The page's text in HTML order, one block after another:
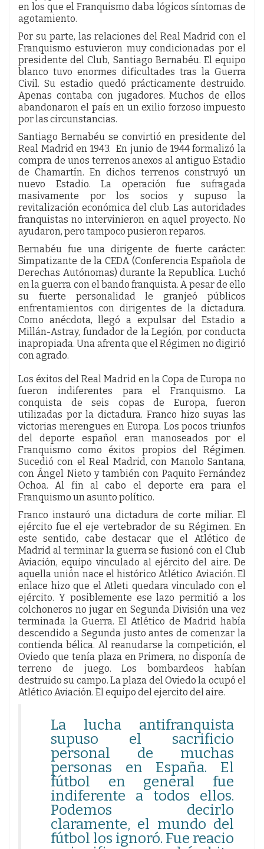
en los que el Franquismo daba lógicos síntomas de
agotamiento.
Por su parte, las relaciones del Real Madrid con el
Franquismo estuvieron muy condicionadas por el
presidente del Club, Santiago Bernabéu. El equipo
blanco tuvo enormes dificultades tras la Guerra
Civil. Su estadio quedó prácticamente destruido.
Apenas contaba con jugadores. Muchos de ellos
abandonaron el país en un exilio forzoso impuesto
por las circunstancias.
Santiago Bernabéu se convirtió en presidente del
Real Madrid en 1943. En junio de 1944 formalizó la
compra de unos terrenos anexos al antiguo Estadio
de Chamartín. En dichos terrenos construyó un
nuevo Estadio. La operación fue sufragada
masivamente por los socios y supuso la
revitalización económica del club. Las autoridades
franquistas no intervinieron en aquel proyecto. No
ayudaron, pero tampoco pusieron reparos.
Bernabéu fue una dirigente de fuerte carácter.
Simpatizante de la CEDA (Conferencia Española de
Derechas Autónomas) durante la Republica. Luchó
en la guerra con el bando franquista. A pesar de ello
su fuerte personalidad le granjeó públicos
enfrentamientos con dirigentes de la dictadura.
Como anécdota, llegó a expulsar del Estadio a
Millán-Astray, fundador de la Legión, por conducta
inapropiada. Una afrenta que el Régimen no digirió
con agrado.
Los éxitos del Real Madrid en la Copa de Europa no
fueron indiferentes para el Franquismo. La
conquista de seis copas de Europa, fueron
utilizadas por la dictadura. Franco hizo suyas las
victorias merengues en Europa. Los pocos triunfos
del deporte español eran manoseados por el
Franquismo como éxitos propios del Régimen.
Sucedió con el Real Madrid, con Manolo Santana,
con Ángel Nieto y también con Paquito Fernández
Ochoa. Al fin al cabo el deporte era para el
Franquismo un asunto político.
Franco instauró una dictadura de corte miliar. El
ejército fue el eje vertebrador de su Régimen. En
este sentido, cabe destacar que el Atlético de
Madrid al terminar la guerra se fusionó con el Club
Aviación, equipo vinculado al ejército del aire. De
aquella unión nace el histórico Atlético Aviación. El
enlace hizo que el Atleti quedara vinculado con el
ejército. Y posiblemente ese lazo permitió a los
colchoneros no jugar en Segunda División una vez
terminada la Guerra. El Atlético de Madrid había
descendido a Segunda justo antes de comenzar la
contienda bélica. Al reanudarse la competición, el
Oviedo que tenía plaza en Primera, no disponía de
terreno de juego. Los bombardeos habían
destruido su campo. La plaza del Oviedo la ocupó el
Atlético Aviación. El equipo del ejercito del aire.
La lucha antifranquista
supuso el sacrificio
personal de muchas
personas en España. El
fútbol en general fue
indiferente a todos ellos.
Podemos decirlo
claramente, el mundo del
fútbol los ignoró. Fue reacio